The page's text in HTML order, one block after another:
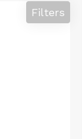
Filters